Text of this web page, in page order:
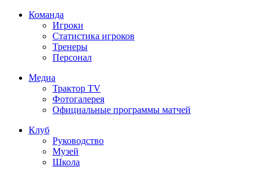
Команда
Игроки
Статистика игроков
Тренеры
Персонал
Медиа
Трактор TV
Фотогалерея
Официальные программы матчей
Клуб
Руководство
Музей
Школа